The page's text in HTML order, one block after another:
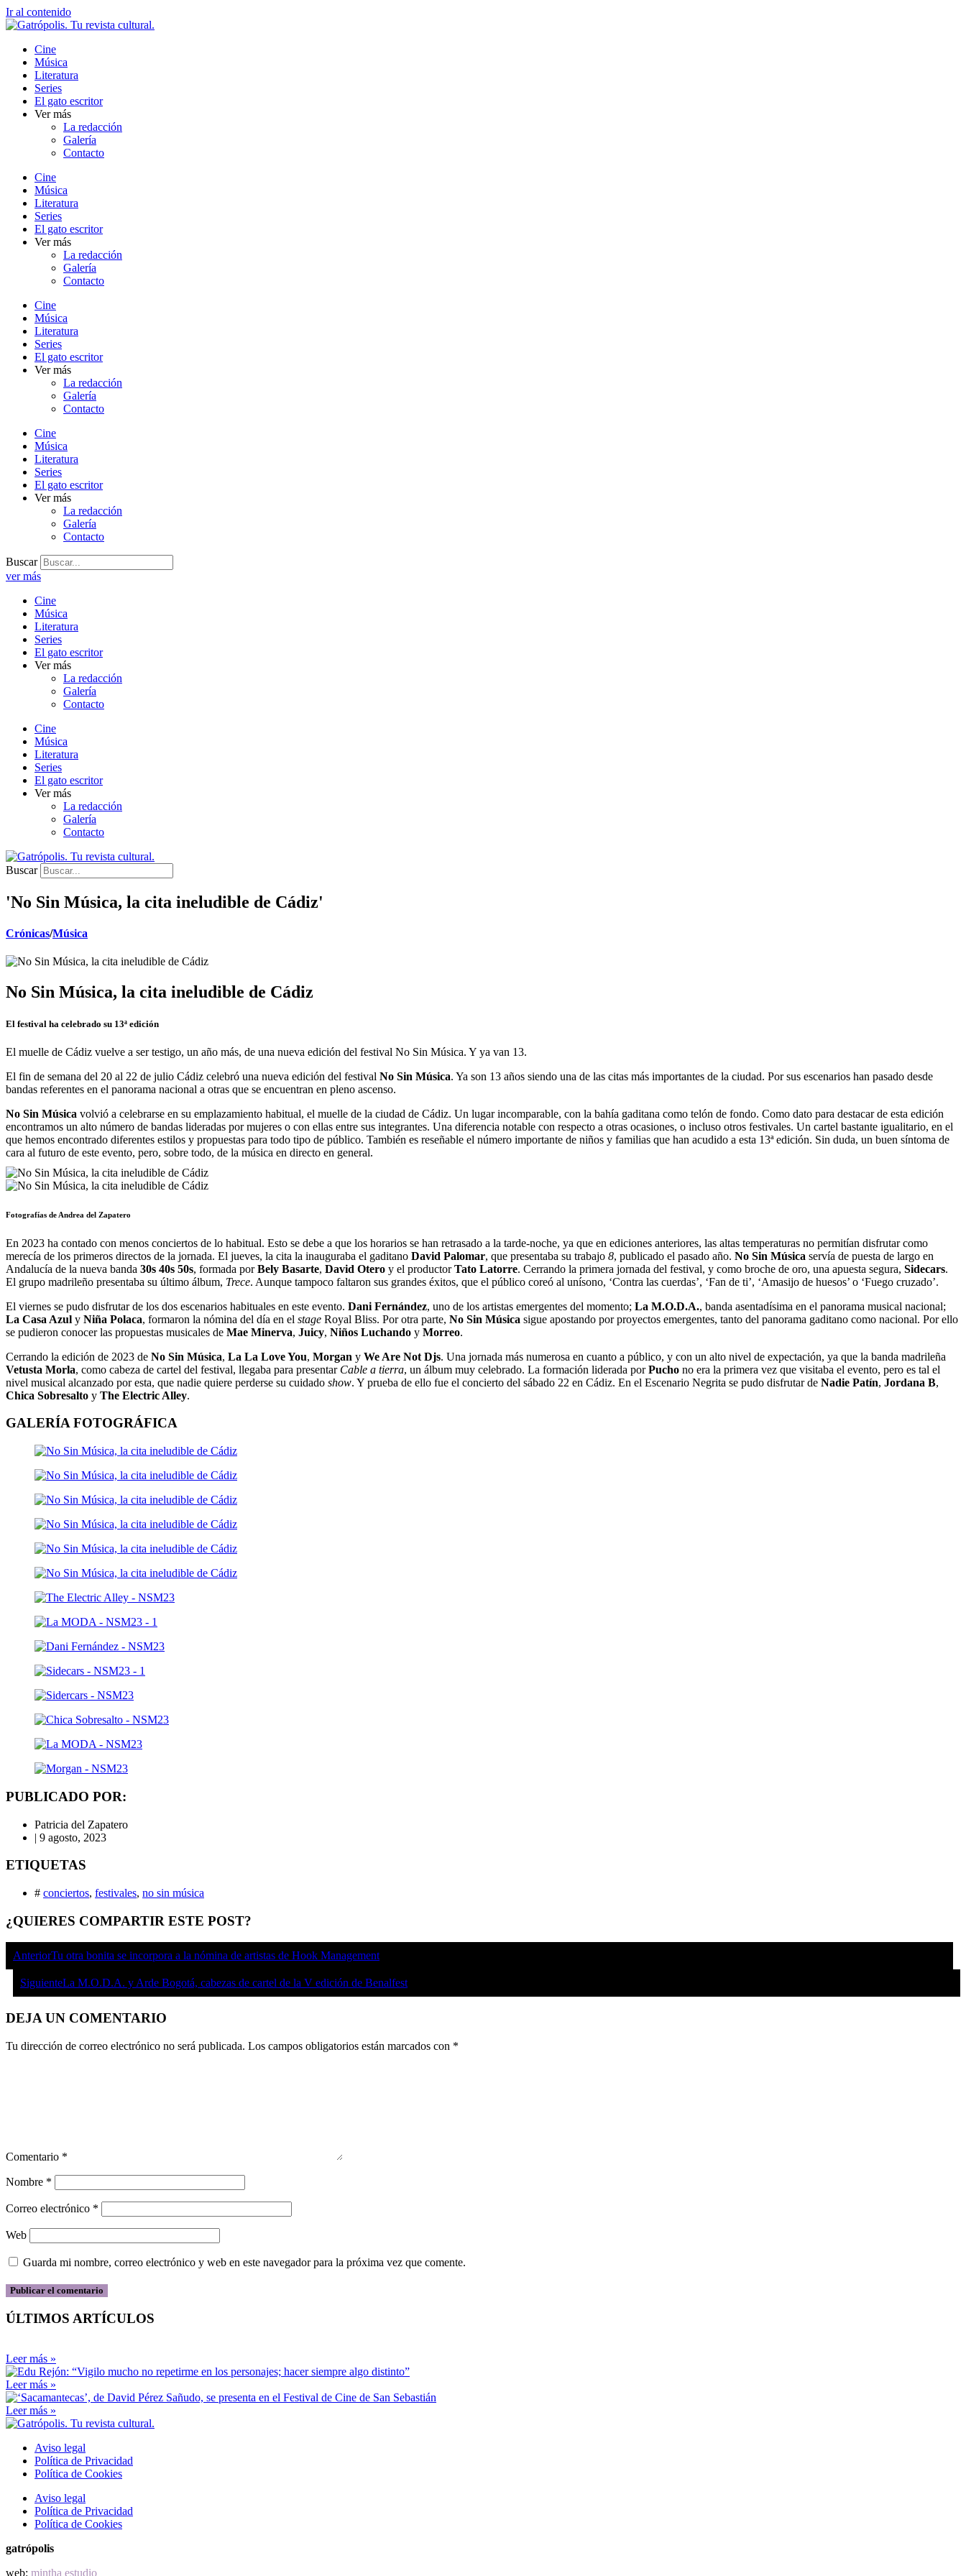
Ir al contenido
Cine
Música
Literatura
Series
El gato escritor
Ver más
La redacción
Galería
Contacto
Cine
Música
Literatura
Series
El gato escritor
Ver más
La redacción
Galería
Contacto
Cine
Música
Literatura
Series
El gato escritor
Ver más
La redacción
Galería
Contacto
Cine
Música
Literatura
Series
El gato escritor
Ver más
La redacción
Galería
Contacto
Buscar
ver más
Cine
Música
Literatura
Series
El gato escritor
Ver más
La redacción
Galería
Contacto
Cine
Música
Literatura
Series
El gato escritor
Ver más
La redacción
Galería
Contacto
Buscar
'No Sin Música, la cita ineludible de Cádiz'
Crónicas/Música
No Sin Música, la cita ineludible de Cádiz
El festival ha celebrado su 13ª edición
El muelle de Cádiz vuelve a ser testigo, un año más, de una nueva edición del festival No Sin Música. Y ya van 13.
El fin de semana del 20 al 22 de julio Cádiz celebró una nueva edición del festival No Sin Música. Ya son 13 años siendo una de las citas más importantes de la ciudad. Por sus escenarios han pasado desde
bandas referentes en el panorama nacional a otras que se encuentran en pleno ascenso.
No Sin Música volvió a celebrarse en su emplazamiento habitual, el muelle de la ciudad de Cádiz. Un lugar incomparable, con la bahía gaditana como telón de fondo. Como dato para destacar de esta edición
encontramos un alto número de bandas lideradas por mujeres o con ellas entre sus integrantes. Una diferencia notable con respecto a otras ocasiones, o incluso otros festivales. Un cartel bastante igualitario, en el
que hemos encontrado diferentes estilos y propuestas para todo tipo de público. También es reseñable el número importante de niños y familias que han acudido a esta 13ª edición. Sin duda, un buen síntoma de
cara al futuro de este evento, pero, sobre todo, de la música en directo en general.
Fotografías de Andrea del Zapatero
En 2023 ha contado con menos conciertos de lo habitual. Esto se debe a que los horarios se han retrasado a la tarde-noche, ya que en ediciones anteriores, las altas temperaturas no permitían disfrutar como
merecía de los primeros directos de la jornada. El jueves, la cita la inauguraba el gaditano David Palomar, que presentaba su trabajo 8, publicado el pasado año. No Sin Música servía de puesta de largo en
Andalucía de la nueva banda 30s 40s 50s, formada porBely Basarte, David Otero y el productorTato Latorre. Cerrando la primera jornada del festival, y como broche de oro, una apuesta segura, Sidecars.
El grupo madrileño presentaba su último álbum, Trece. Aunque tampoco faltaron sus grandes éxitos, que el público coreó al unísono, ‘Contra las cuerdas’, ‘Fan de ti’, ‘Amasijo de huesos’ o ‘Fuego cruzado’.
El viernes se pudo disfrutar de los dos escenarios habituales en este evento. Dani Fernández, uno de los artistas emergentes del momento; La M.O.D.A., banda asentadísima en el panorama musical nacional;
La Casa Azul y Niña Polaca, formaron la nómina del día en el stage Royal Bliss. Por otra parte, No Sin Música sigue apostando por proyectos emergentes, tanto del panorama gaditano como nacional. Por ello
se pudieron conocer las propuestas musicales de Mae Minerva, Juicy, Niños Luchando y Morreo.
Cerrando la edición de 2023 de No Sin Música, La La Love You, Morgan y We Are Not Djs. Una jornada más numerosa en cuanto a público, y con un alto nivel de expectación, ya que la banda madrileña
Vetusta Morla, como cabeza de cartel del festival, llegaba para presentar Cable a tierra, un álbum muy celebrado. La formación liderada porPucho no era la primera vez que visitaba el evento, pero es tal el
nivel musical alcanzado por esta, que nadie quiere perderse su cuidado show. Y prueba de ello fue el concierto del sábado 22 en Cádiz. En el Escenario Negrita se pudo disfrutar de Nadie Patín, Jordana B,
Chica Sobresalto y The Electric Alley.
GALERÍA FOTOGRÁFICA
PUBLICADO POR:
Patricia del Zapatero
| 9 agosto, 2023
ETIQUETAS
# conciertos, festivales, no sin música
¿QUIERES COMPARTIR ESTE POST?
AnteriorTu otra bonita se incorpora a la nómina de artistas de Hook Management
SiguienteLa M.O.D.A. y Arde Bogotá, cabezas de cartel de la V edición de Benalfest
DEJA UN COMENTARIO
Tu dirección de correo electrónico no será publicada. Los campos obligatorios están marcados con *
Comentario *
Nombre *
Correo electrónico *
Web
Guarda mi nombre, correo electrónico y web en este navegador para la próxima vez que comente.
ÚLTIMOS ARTÍCULOS
Leer más »
Leer más »
Leer más »
Aviso legal
Política de Privacidad
Política de Cookies
Aviso legal
Política de Privacidad
Política de Cookies
gatrópolis
web: mintha estudio